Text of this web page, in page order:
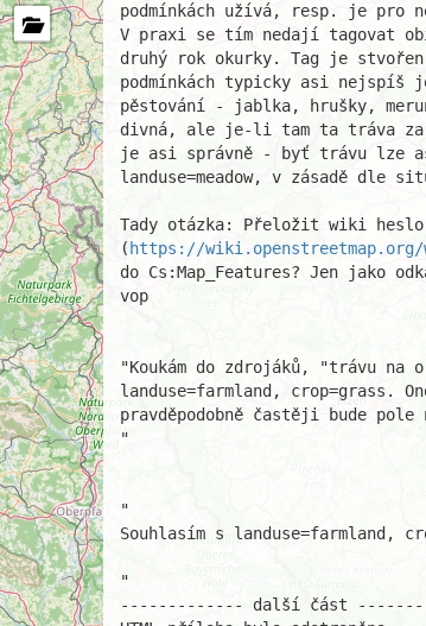
podmínkách užívá, resp. je
V praxi se tím nedají tagovat
druhý rok okurky. Tag je
podmínkách typicky asi nejspíš
pěstování - jablka, hrušky,
divná, ale je-li tam ta tráva za
je asi správně - byť trávu lze
landuse=meadow, v zásadě dle
Tady otázka: Přeložit wiki
( https://
do Cs:Map_Features? Jen jako
vop
"Koukám do zdrojáků, "trávu na
landuse=farmland, crop=grass.
pravděpodobně častěji bude
"
"
Souhlasím s landuse=farmland,
"
------------- další část